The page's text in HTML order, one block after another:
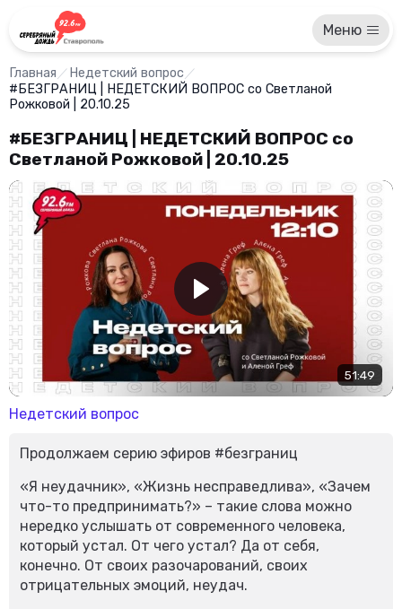
Меню
Главная
Недетский вопрос
#БЕЗГРАНИЦ | НЕДЕТСКИЙ ВОПРОС со Светланой
Рожковой | 20.10.25
#БЕЗГРАНИЦ | НЕДЕТСКИЙ ВОПРОС со
Светланой Рожковой | 20.10.25
51:49
Недетский вопрос
Продолжаем серию эфиров #безграниц
«Я неудачник», «Жизнь несправедлива», «Зачем
что-то предпринимать?» – такие слова можно
нередко услышать от современного человека,
который устал. От чего устал? Да от себя,
конечно. От своих разочарований, своих
отрицательных эмоций, неудач.